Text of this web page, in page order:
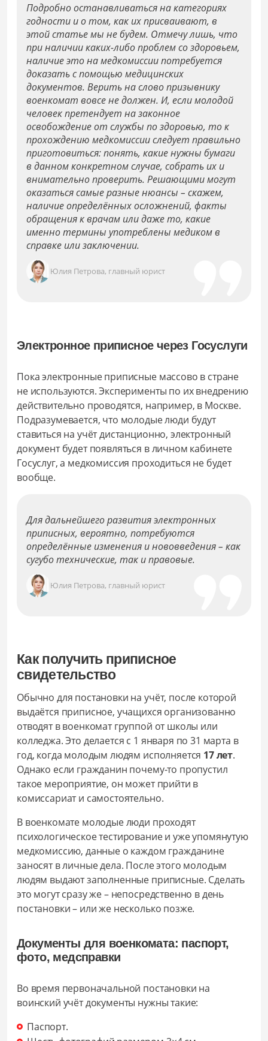
Подробно останавливаться на категориях
годности и о том, как их присваивают, в
этой статье мы не будем. Отмечу лишь, что
при наличии каких-либо проблем со здоровьем,
наличие это на медкомиссии потребуется
доказать с помощью медицинских
документов. Верить на слово призывнику
военкомат вовсе не должен. И, если молодой
человек претендует на законное
освобождение от службы по здоровью, то к
прохождению медкомиссии следует правильно
приготовиться: понять, какие нужны бумаги
в данном конкретном случае, собрать их и
внимательно проверить. Решающими могут
оказаться самые разные нюансы – скажем,
наличие определённых осложнений, факты
обращения к врачам или даже то, какие
именно термины употреблены медиком в
справке или заключении.
Юлия Петрова, главный юрист
Электронное приписное через Госуслуги
Пока электронные приписные массово в стране
не используются. Эксперименты по их внедрению
действительно проводятся, например, в Москве.
Подразумевается, что молодые люди будут
ставиться на учёт дистанционно, электронный
документ будет появляться в личном кабинете
Госуслуг, а медкомиссия проходиться не будет
вообще.
Для дальнейшего развития электронных
приписных, вероятно, потребуются
определённые изменения и нововведения – как
сугубо технические, так и правовые.
Юлия Петрова, главный юрист
Как получить приписное
свидетельство
Обычно для постановки на учёт, после которой
выдаётся приписное, учащихся организованно
отводят в военкомат группой от школы или
колледжа. Это делается с 1 января по 31 марта в
год, когда молодым людям исполняется 17 лет.
Однако если гражданин почему-то пропустил
такое мероприятие, он может прийти в
комиссариат и самостоятельно.
В военкомате молодые люди проходят
психологическое тестирование и уже упомянутую
медкомиссию, данные о каждом гражданине
заносят в личные дела. После этого молодым
людям выдают заполненные приписные. Сделать
это могут сразу же – непосредственно в день
постановки – или же несколько позже.
Документы для военкомата: паспорт,
фото, медсправки
Во время первоначальной постановки на
воинский учёт документы нужны такие:
Паспорт.